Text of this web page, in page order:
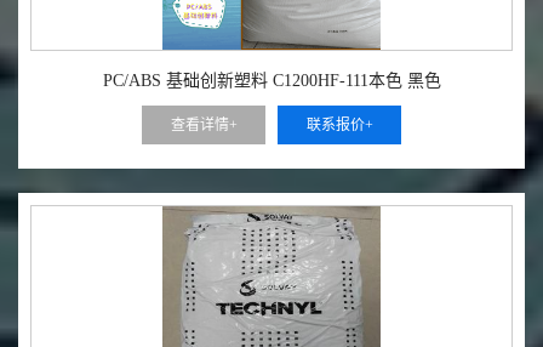
PC/ABS 基础创新塑料 C1200HF-111本色 黑色
查看详情+ 联系报价+